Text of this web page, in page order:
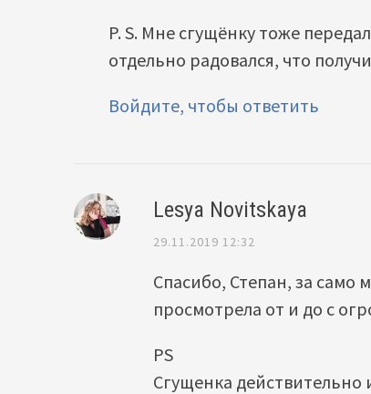
P. S. Мне сгущёнку тоже
отдельно радовался, что
Войдите, чтобы ответить
Lesya Novitskaya
29.11.2019 12:32
Спасибо, Степан, за само
просмотрела от и до с
PS
Сгущенка действительно